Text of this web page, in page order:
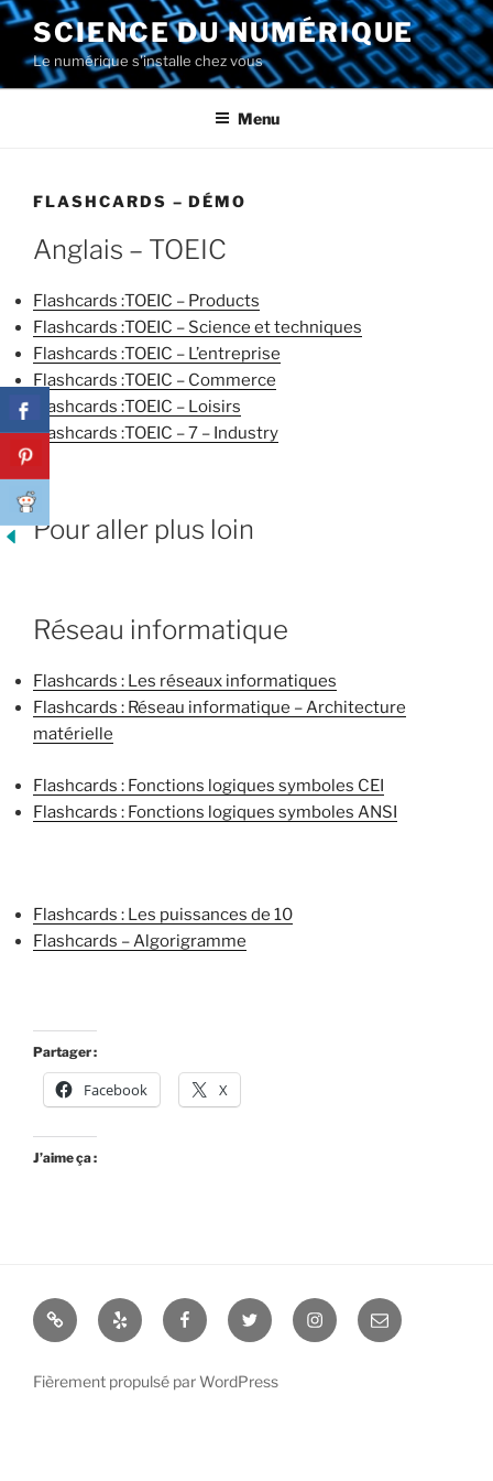
Aller
contenu
principal
SCIENCE DU NUMÉRIQUE
Le numérique s'installe chez vous
Menu
FLASHCARDS – DÉMO
Anglais – TOEIC
Flashcards :TOEIC – Products
Flashcards :TOEIC – Science et techniques
Flashcards :TOEIC – L’entreprise
Flashcards :TOEIC – Commerce
Flashcards :TOEIC – Loisirs
Flashcards :TOEIC – 7 – Industry
Pour aller plus loin
Réseau informatique
Flashcards : Les réseaux informatiques
Flashcards : Réseau informatique – Architecture
matérielle
Flashcards : Fonctions logiques symboles CEI
Flashcards : Fonctions logiques symboles ANSI
Flashcards : Les puissances de 10
Flashcards – Algorigramme
Partager :
Facebook X
J’aime ça :
Enseigner
la
Yelp FacebookTwitter Instagram
E-
mail
Fièrement propulsé par WordPress